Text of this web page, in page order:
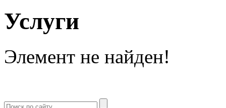
Услуги
Элемент не найден!